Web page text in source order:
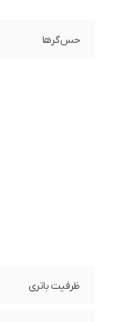
حس‌گرها
ظرفیت باتری